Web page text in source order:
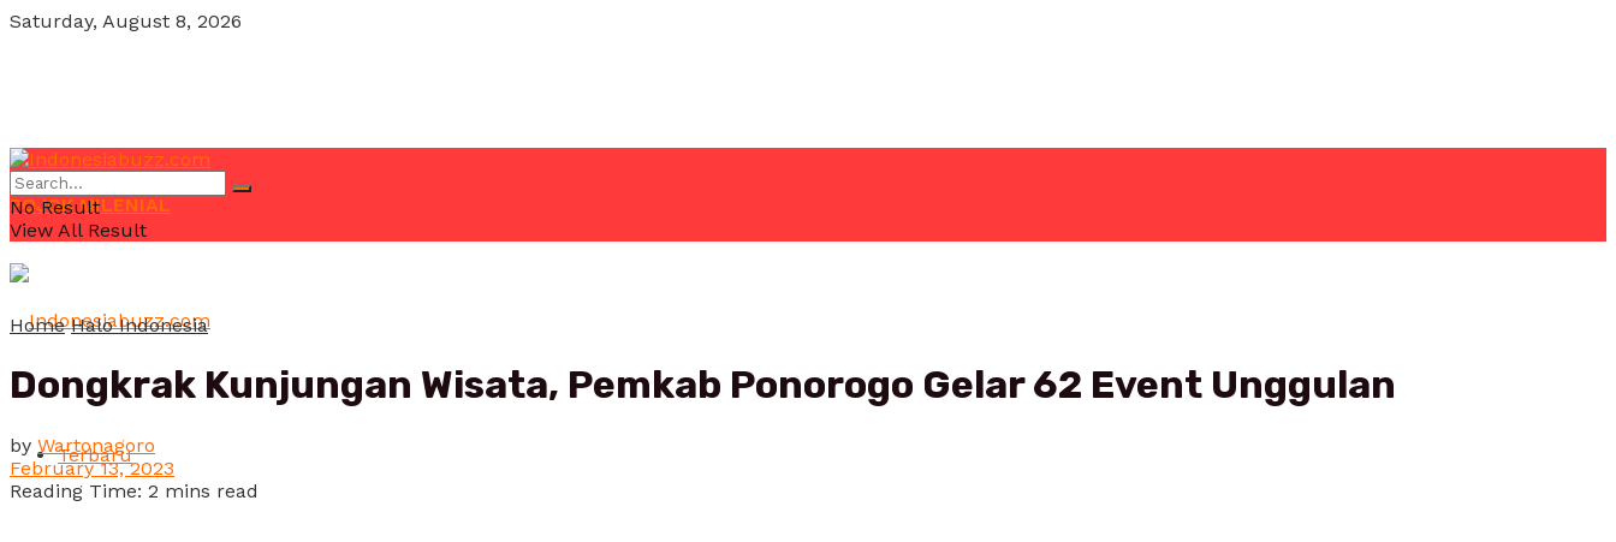
Saturday, August 8, 2026
POJOK MILENIAL
Terbaru
No Result
View All Result
Home Halo Indonesia
Dongkrak Kunjungan Wisata, Pemkab Ponorogo Gelar 62 Event Unggulan
by Wartonagoro
February 13, 2023
Reading Time: 2 mins read